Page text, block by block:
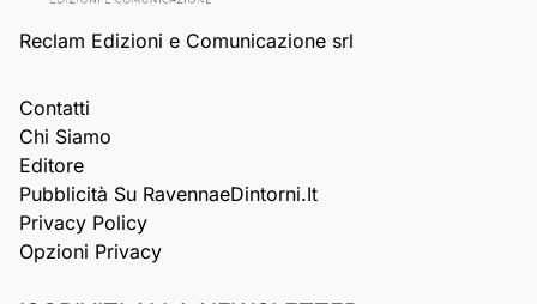
Reclam Edizioni e Comunicazione srl
Contatti
Chi Siamo
Editore
Pubblicità Su RavennaeDintorni.it
Privacy Policy
Opzioni Privacy